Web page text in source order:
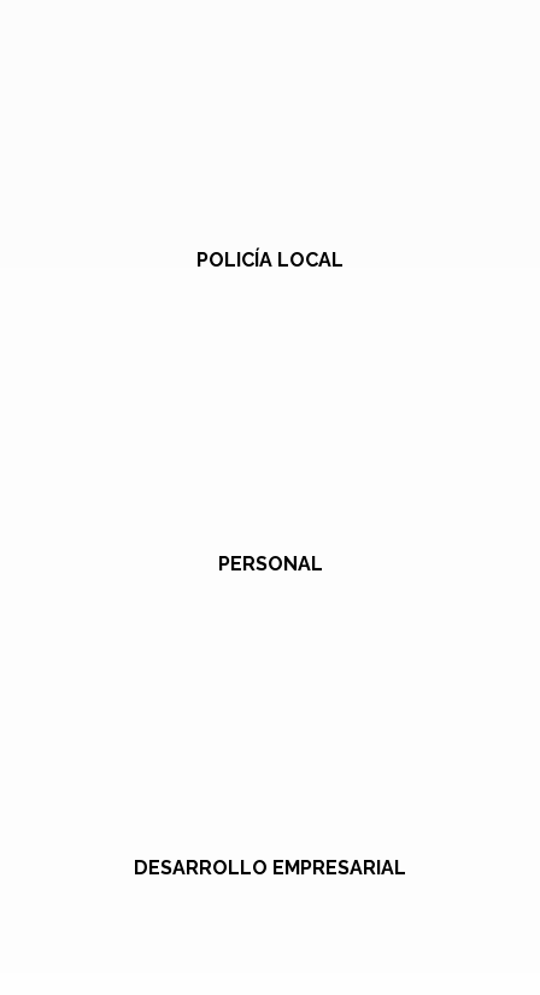
POLICÍA LOCAL
PERSONAL
DESARROLLO EMPRESARIAL